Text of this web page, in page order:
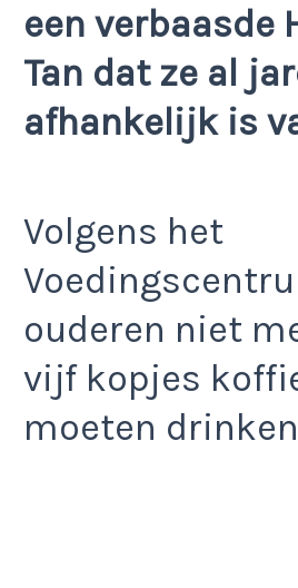
een verbaasde
Tan dat ze al
afhankelijk is
Volgens het
ouderen niet
vijf kopjes
moeten